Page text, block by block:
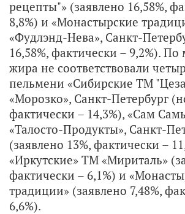
рецепты"» (заявлено 16,58%,
8,8%) и «Монастырские
«Фудлэнд-Нева», Санкт-
16,58%, фактически – 9,2%). По
жира не соответствовали
пельмени «Сибирские ТМ
«Морозко», Санкт-Петербург
фактически – 14,3%), «Сам
«Талосто-Продукты», Санкт-
(заявлено 13%, фактически –
«Иркутские» ТМ «Мириталь»
фактически – 6,1%) и
традиции» (заявлено 7,48%,
6,6%).